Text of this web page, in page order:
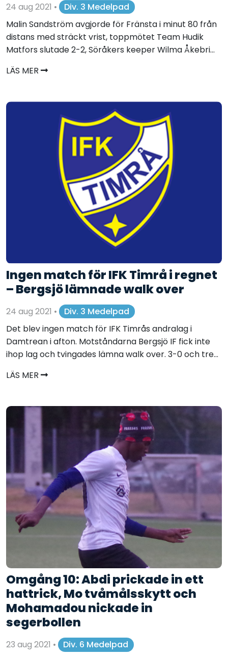
24 aug 2021 •
Div. 3 Medelpad
Malin Sandström avgjorde för Fränsta i minut 80 från
distans med sträckt vrist, toppmötet Team Hudik
Matfors slutade 2-2, Söråkers keeper Wilma Åkebri...
LÄS MER
Ingen match för IFK Timrå i regnet
– Bergsjö lämnade walk over
24 aug 2021 •
Div. 3 Medelpad
Det blev ingen match för IFK Timrås andralag i
Damtrean i afton. Motståndarna Bergsjö IF fick inte
ihop lag och tvingades lämna walk over. 3-0 och tre...
LÄS MER
Omgång 10: Abdi prickade in ett
hattrick, Mo tvåmålsskytt och
Mohamadou nickade in
segerbollen
23 aug 2021 •
Div. 6 Medelpad